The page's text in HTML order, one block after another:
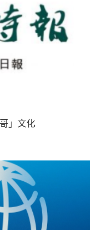
」文化